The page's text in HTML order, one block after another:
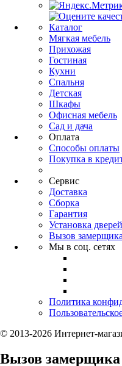
Каталог
Мягкая мебель
Прихожая
Гостиная
Кухни
Спальня
Детская
Шкафы
Офисная мебель
Сад и дача
Оплата
Способы оплаты
Покупка в
Сервис
Доставка
Сборка
Гарантия
Установка дверей
Вызов замерщика
Мы в соц. сетях
Политика
© 2013-2026 Интернет-
Вызов замерщика